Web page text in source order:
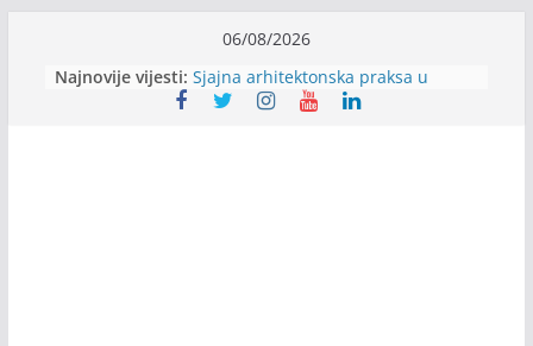
content
06/08/2026
Najnovije vijesti: Alter Ego zapošljava
Sjajna arhitektonska praksa u